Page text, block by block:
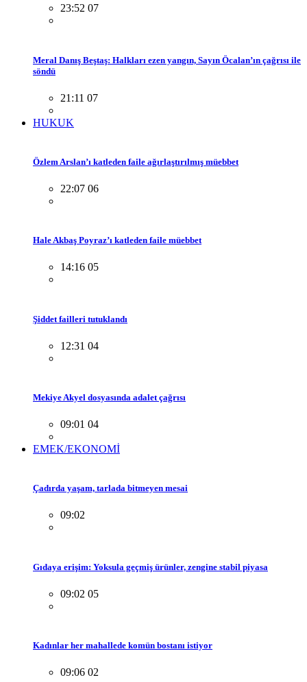
23:52 07
Meral Danış Beştaş: Halkları ezen yangın, Sayın Öcalan’ın çağrısı ile
söndü
21:11 07
HUKUK
Özlem Arslan’ı katleden faile ağırlaştırılmış müebbet
22:07 06
Hale Akbaş Poyraz’ı katleden faile müebbet
14:16 05
Şiddet failleri tutuklandı
12:31 04
Mekiye Akyel dosyasında adalet çağrısı
09:01 04
EMEK/EKONOMİ
Çadırda yaşam, tarlada bitmeyen mesai
09:02
Gıdaya erişim: Yoksula geçmiş ürünler, zengine stabil piyasa
09:02 05
Kadınlar her mahallede komün bostanı istiyor
09:06 02